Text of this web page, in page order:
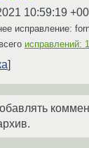
10:59:19
исправление:
исправлений: 1